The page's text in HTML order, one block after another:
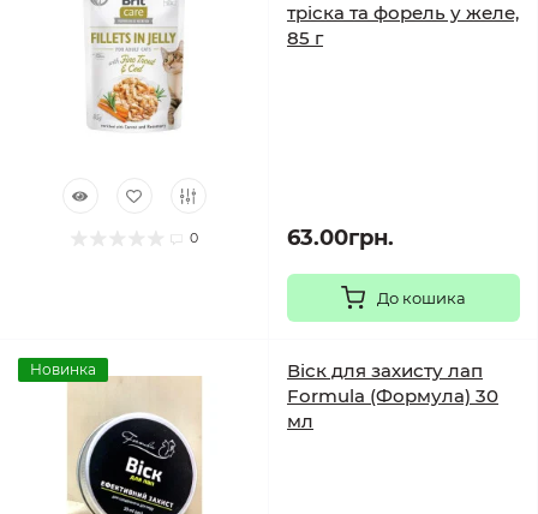
0
тріска та форель у желе,
85 г
63.00грн.
До кошика
Новинка
Віск для захисту лап
Formula (Формула) 30
мл